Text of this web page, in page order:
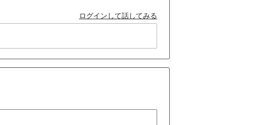
ログインして話してみる